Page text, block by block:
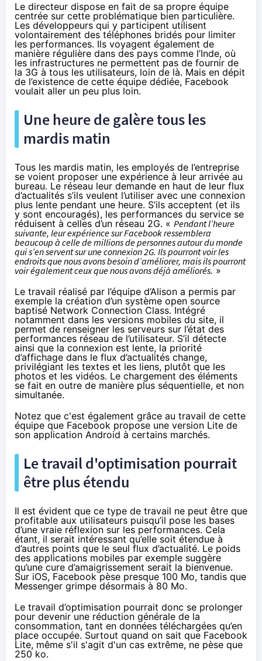
Le directeur dispose en fait de sa propre équipe
centrée sur cette problématique bien particulière.
Les développeurs qui y participent utilisent
volontairement des téléphones bridés pour limiter
les performances. Ils voyagent également de
manière régulière dans des pays comme l’Inde, où
les infrastructures ne permettent pas de fournir de
la 3G à tous les utilisateurs, loin de là. Mais en dépit
de l’existence de cette équipe dédiée, Facebook
voulait aller un peu plus loin.
Une heure de galère tous les
mardis matin
Tous les mardis matin, les employés de l’entreprise
se voient proposer une expérience à leur arrivée au
bureau. Le réseau leur demande en haut de leur flux
d’actualités s’ils veulent l’utiliser avec une connexion
plus lente pendant une heure. S’ils acceptent (et ils
y sont encouragés), les performances du service se
réduisent à celles d’un réseau 2G. « Pendant l’heure
suivante, leur expérience sur Facebook ressemblera
beaucoup à celle de millions de personnes autour du monde
qui s’en servent sur une connexion 2G. Ils pourront voir les
endroits que nous avons besoin d’améliorer, mais ils pourront
voir également ceux que nous avons déjà améliorés. »
Le travail réalisé par l’équipe d’Alison a permis par
exemple la création d’un système open source
baptisé Network Connection Class. Intégré
notamment dans les versions mobiles du site, il
permet de renseigner les serveurs sur l’état des
performances réseau de l’utilisateur. S’il détecte
ainsi que la connexion est lente, la priorité
d’affichage dans le flux d’actualités change,
privilégiant les textes et les liens, plutôt que les
photos et les vidéos. Le chargement des éléments
se fait en outre de manière plus séquentielle, et non
simultanée.
Notez que c'est également grâce au travail de cette
équipe que Facebook propose une version Lite de
son application Android à certains marchés.
Le travail d'optimisation pourrait
être plus étendu
Il est évident que ce type de travail ne peut être que
profitable aux utilisateurs puisqu’il pose les bases
d’une vraie réflexion sur les performances. Cela
étant, il serait intéressant qu’elle soit étendue à
d’autres points que le seul flux d’actualité. Le poids
des applications mobiles par exemple suggère
qu’une cure d’amaigrissement serait la bienvenue.
Sur iOS, Facebook pèse presque 100 Mo, tandis que
Messenger grimpe désormais à 80 Mo.
Le travail d’optimisation pourrait donc se prolonger
pour devenir une réduction générale de la
consommation, tant en données téléchargées qu’en
place occupée. Surtout quand on sait que Facebook
Lite, même s'il s'agit d'un cas extrême, ne pèse que
250 ko.